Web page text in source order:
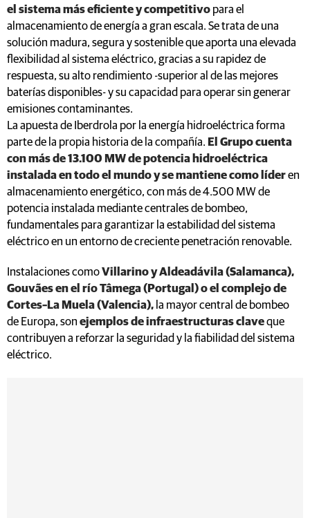
el sistema más eficiente y competitivo para el
almacenamiento de energía a gran escala. Se trata de una
solución madura, segura y sostenible que aporta una elevada
flexibilidad al sistema eléctrico, gracias a su rapidez de
respuesta, su alto rendimiento -superior al de las mejores
baterías disponibles- y su capacidad para operar sin generar
emisiones contaminantes.
La apuesta de Iberdrola por la energía hidroeléctrica forma
parte de la propia historia de la compañía. El Grupo cuenta
con más de 13.100 MW de potencia hidroeléctrica
instalada en todo el mundo y se mantiene como líderen
almacenamiento energético, con más de 4.500 MW de
potencia instalada mediante centrales de bombeo,
fundamentales para garantizar la estabilidad del sistema
eléctrico en un entorno de creciente penetración renovable.
Instalaciones comoVillarino y Aldeadávila (Salamanca),
Gouvães en el río Tâmega (Portugal) o el complejo de
Cortes–La Muela (Valencia), la mayor central de bombeo
de Europa, son ejemplos de infraestructuras claveque
contribuyen a reforzar la seguridad y la fiabilidad del sistema
eléctrico.